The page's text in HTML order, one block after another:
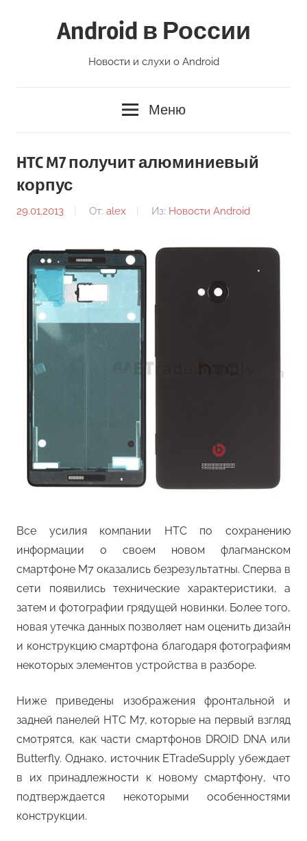
Android в России
Новости и слухи о Android
Меню
HTC M7 получит алюминиевый
корпус
29.01.2013 От: alex Из: Новости Android
Все усилия компании HTC по сохранению
информации о своем новом флагманском
смартфоне M7 оказались безрезультатны. Сперва в
сети появились технические характеристики, а
затем и фотографии грядущей новинки. Более того,
новая утечка данных позволяет нам оценить дизайн
и конструкцию смартфона благодаря фотографиям
некоторых элементов устройства в разборе.
Ниже приведены изображения фронтальной и
задней панелей HTC M7, которые на первый взгляд
смотрятся, как части смартфонов DROID DNA или
Butterfly. Однако, источник ETradeSupply убеждает
в их принадлежности к новому смартфону, что
подтверждается некоторыми особенностями
конструкции.